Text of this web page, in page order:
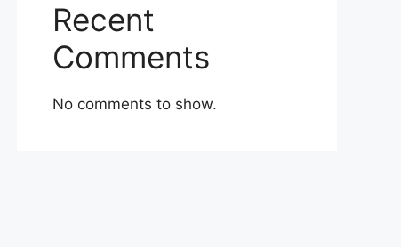
Recent
Comments
No comments to show.